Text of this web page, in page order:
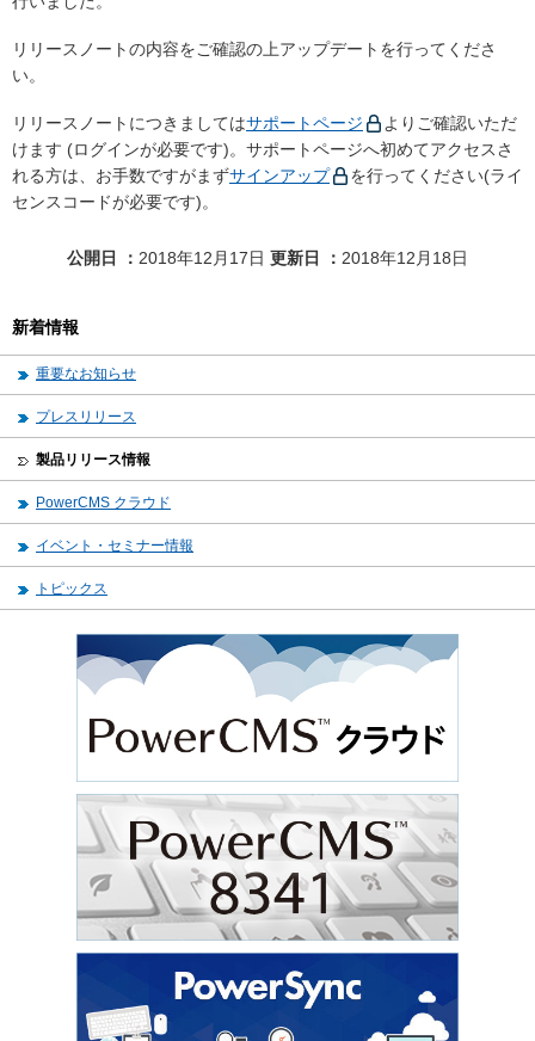
リリースノートの内容をご確認の上アップデートを行ってくださ
い。
リリースノートにつきましてはサポートページ
よりご確認いただ
けます (ログインが必要です)。サポートページへ初めてアクセスさ
れる方は、お手数ですがまずサインアップ
を行ってください(ライ
センスコードが必要です)。
公開日 2018年12月17日 更新日 2018年12月18日
新着情報
重要なお知らせ
プレスリリース
製品リリース情報
PowerCMS クラウド
イベント・セミナー情報
トピックス